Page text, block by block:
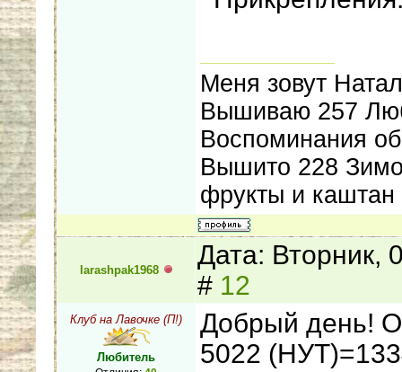
Меня зовут
Вышиваю 257
Воспоминания
Вышито 228
фрукты и каштан
larashpak1968
Дата: Вторник,
# 12
Клуб на Лавочке (П!)
Любитель
Добрый день!
5022